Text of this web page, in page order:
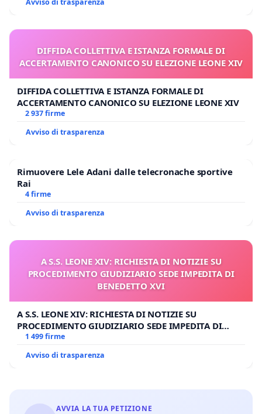
DIFFIDA COLLETTIVA E ISTANZA FORMALE DI
ACCERTAMENTO CANONICO SU ELEZIONE LEONE XIV
DIFFIDA COLLETTIVA E ISTANZA FORMALE DI
ACCERTAMENTO CANONICO SU ELEZIONE LEONE XIV
2 937 firme
Avviso di trasparenza
Rimuovere Lele Adani dalle telecronache sportive
Rai
4 firme
Avviso di trasparenza
A S.S. LEONE XIV: RICHIESTA DI NOTIZIE SU
PROCEDIMENTO GIUDIZIARIO SEDE IMPEDITA DI
BENEDETTO XVI
A S.S. LEONE XIV: RICHIESTA DI NOTIZIE SU
PROCEDIMENTO GIUDIZIARIO SEDE IMPEDITA DI
BENEDETTO XVI
1 499 firme
Avviso di trasparenza
AVVIA LA TUA PETIZIONE